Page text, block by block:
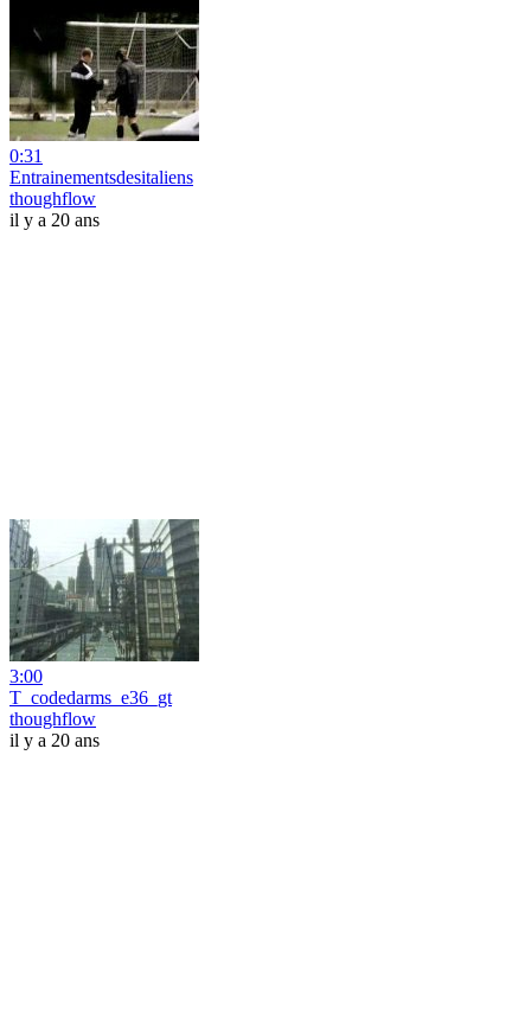
0:31
Entrainementsdesitaliens
thoughflow
il y a 20 ans
3:00
T_codedarms_e36_gt
thoughflow
il y a 20 ans